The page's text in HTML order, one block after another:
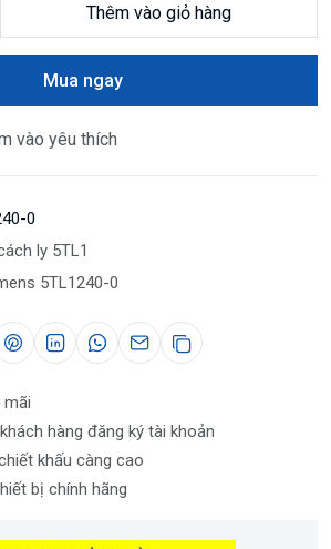
Thêm vào giỏ hàng
Mua ngay
vào yêu thích
0
ly 5TL1
5TL1240-0
mãi
hàng đăng ký tài khoản
khấu càng cao
bị chính hãng